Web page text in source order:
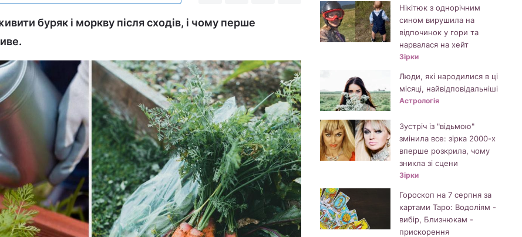
буряк і моркву після сходів, і чому перше
Нікітюк з однорічним
сином вирушила на
відпочинок у гори та
нарвалася на хейт
Зірки
Люди, які народилися в ці
місяці, найвідповідальніші
Астрологія
Зустріч із "відьмою"
змінила все: зірка 2000-х
вперше розкрила, чому
зникла зі сцени
Зірки
Гороскоп на 7 серпня за
картами Таро: Водоліям -
вибір, Близнюкам -
прискорення